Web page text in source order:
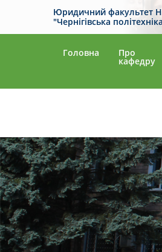
Юридичний факультет
"Чернігівська
Головна Про
кафедру